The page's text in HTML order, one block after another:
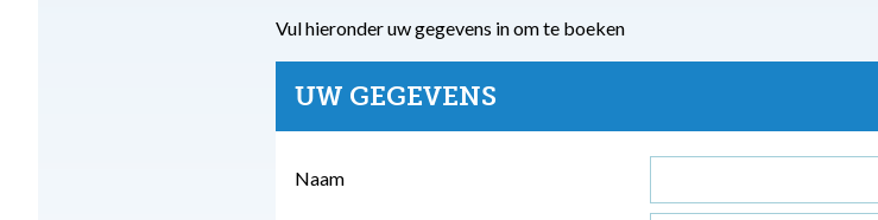
Vul hieronder uw gegevens in om te boeken
UW GEGEVENS
Naam